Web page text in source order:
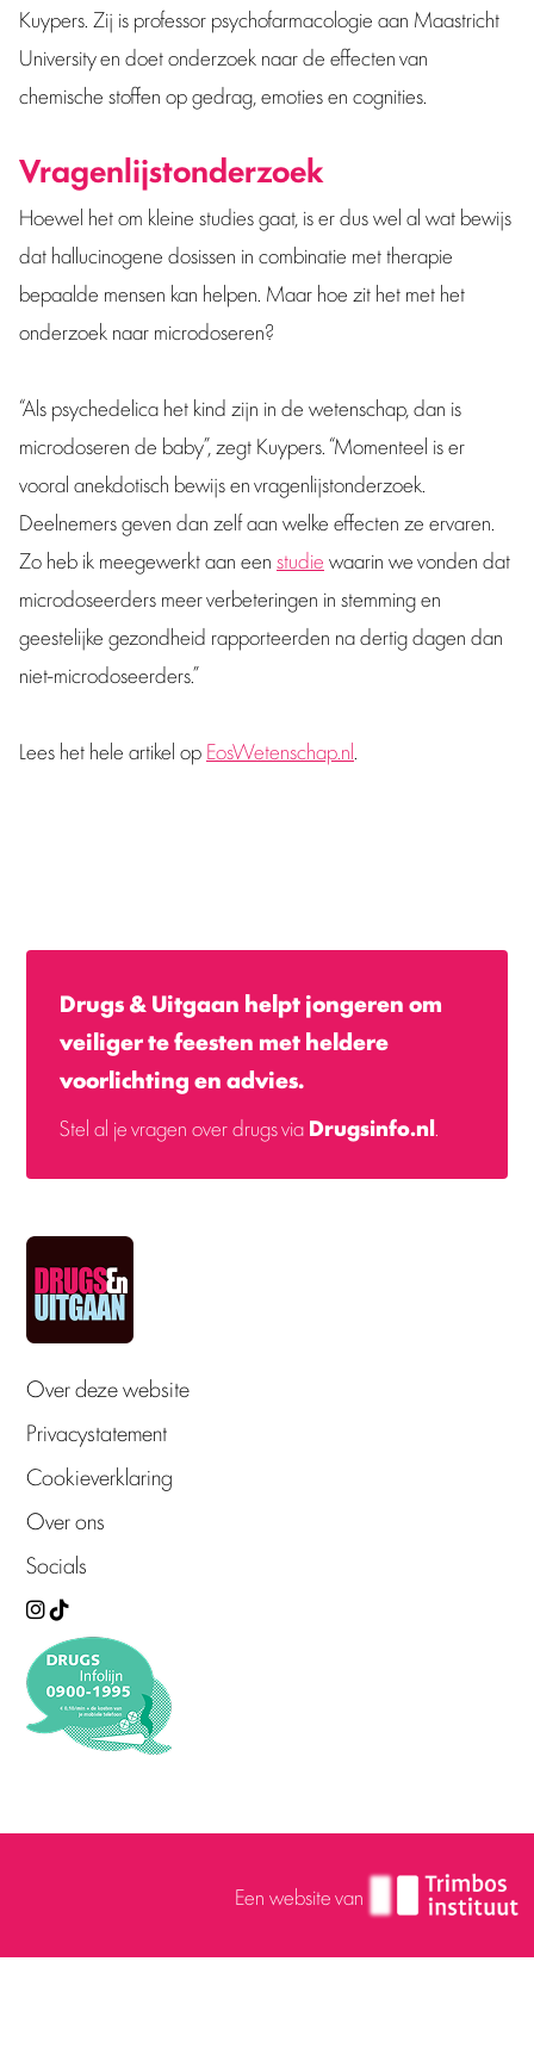
Kuypers. Zij is professor psychofarmacologie aan Maastricht
University en doet onderzoek naar de effecten van
chemische stoffen op gedrag, emoties en cognities.
Vragenlijstonderzoek
Hoewel het om kleine studies gaat, is er dus wel al wat bewijs
dat hallucinogene dosissen in combinatie met therapie
bepaalde mensen kan helpen. Maar hoe zit het met het
onderzoek naar microdoseren?
“Als psychedelica het kind zijn in de wetenschap, dan is
microdoseren de baby”, zegt Kuypers. “Momenteel is er
vooral anekdotisch bewijs en vragenlijstonderzoek.
Deelnemers geven dan zelf aan welke effecten ze ervaren.
Zo heb ik meegewerkt aan eenstudiewaarin we vonden dat
microdoseerders meer verbeteringen in stemming en
geestelijke gezondheid rapporteerden na dertig dagen dan
niet-microdoseerders.”
Lees het hele artikel opEosWetenschap.nl
Drugs & Uitgaan helpt jongeren om
veiliger te feesten met heldere
voorlichting en advies.
Stel al je vragen over drugs viaDrugsinfo.nl
Over deze website
Privacystatement
Cookieverklaring
Over ons
Socials
Een website van